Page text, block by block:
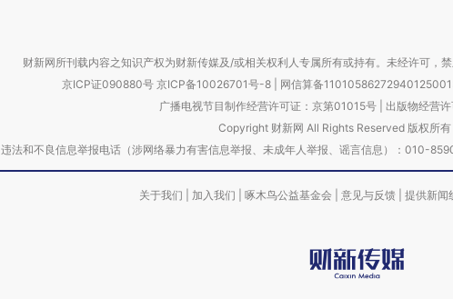
财新网所刊载内容之知识产权为财新传媒及/或相关权利人专属所有或持有。未经许可，
京ICP证090880号 京ICP备10026701号-8 网信算备
广播电视节目制作经营许可证：京第01015号| 出版物经营
Copyright 财新网 All Rights Reserved 版权所有
违法和不良信息举报电话（涉网络暴力有害信息举报、未成年人举报、谣言信息）：010-
关于我们 加入我们 啄木鸟公益基金会 意见与反馈 提供新闻